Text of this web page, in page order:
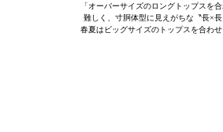
「オーバーサイズのロングトップスを
難しく、寸胴体型に見えがちな〝長×
春夏はビッグサイズのトップスを合わ